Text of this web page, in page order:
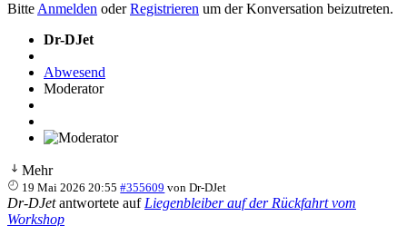
Bitte Anmelden oderRegistrieren um der Konversation beizutreten.
Dr-DJet
Abwesend
Moderator
Mehr
19 Mai 2026 20:55 #355609 vonDr-DJet
Dr-DJetantwortete auf Liegenbleiber auf der Rückfahrt vom
Workshop